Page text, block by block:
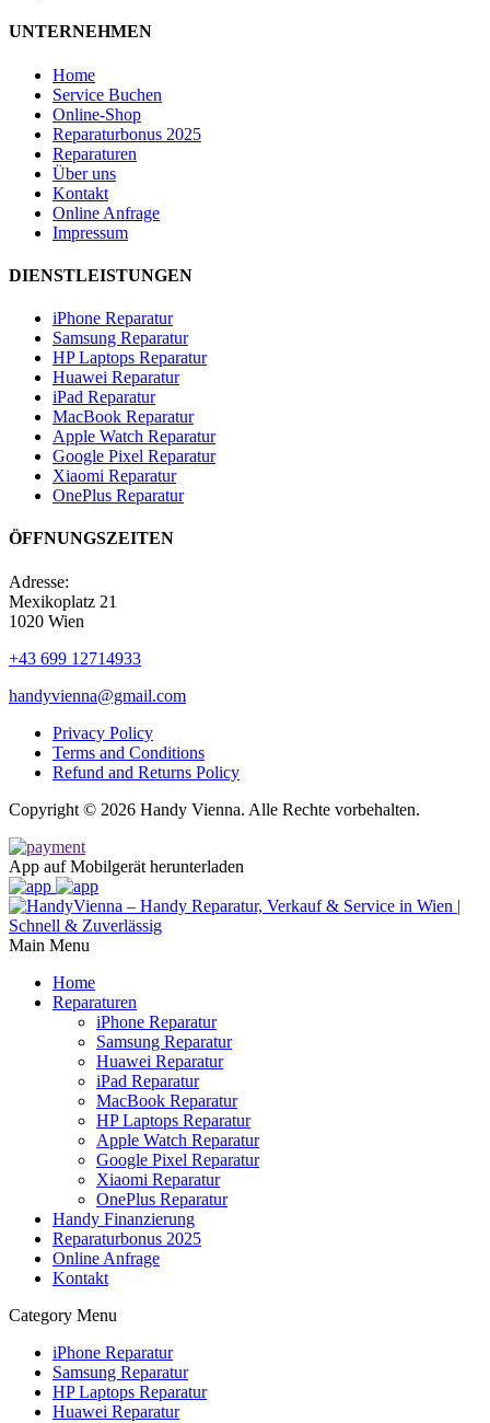
UNTERNEHMEN
Home
Service Buchen
Online-Shop
Reparaturbonus 2025
Reparaturen
Über uns
Kontakt
Online Anfrage
Impressum
DIENSTLEISTUNGEN
iPhone Reparatur
Samsung Reparatur
HP Laptops Reparatur
Huawei Reparatur
iPad Reparatur
MacBook Reparatur
Apple Watch Reparatur
Google Pixel Reparatur
Xiaomi Reparatur
OnePlus Reparatur
ÖFFNUNGSZEITEN
Adresse:
Mexikoplatz 21
1020 Wien
+43 699 12714933
handyvienna@gmail.com
Privacy Policy
Terms and Conditions
Refund and Returns Policy
Copyright © 2026 Handy Vienna. Alle Rechte vorbehalten.
App auf Mobilgerät herunterladen
Main Menu
Home
Reparaturen
iPhone Reparatur
Samsung Reparatur
Huawei Reparatur
iPad Reparatur
MacBook Reparatur
HP Laptops Reparatur
Apple Watch Reparatur
Google Pixel Reparatur
Xiaomi Reparatur
OnePlus Reparatur
Handy Finanzierung
Reparaturbonus 2025
Online Anfrage
Kontakt
Category Menu
iPhone Reparatur
Samsung Reparatur
HP Laptops Reparatur
Huawei Reparatur